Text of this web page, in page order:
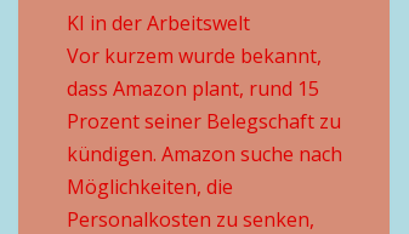
KI in der Arbeitswelt
Vor kurzem wurde bekannt,
dass Amazon plant, rund 15
Prozent seiner Belegschaft zu
kündigen. Amazon suche nach
Möglichkeiten, die
Personalkosten zu senken,